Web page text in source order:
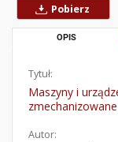
Pobierz
OPIS
Tytuł:
Maszyny i
Autor: